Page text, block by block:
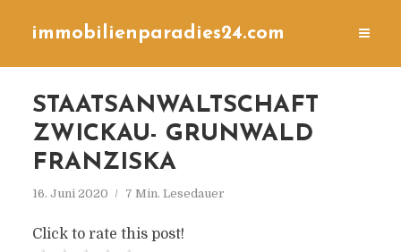
immobilienparadies24.com
STAATSANWALTSCHAFT
ZWICKAU- GRUNWALD
FRANZISKA
16. Juni 2020 7 Min. Lesedauer
Click to rate this post!